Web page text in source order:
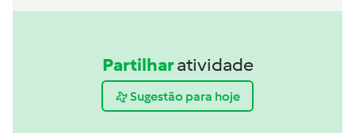
Partilharatividade
Sugestão para hoje